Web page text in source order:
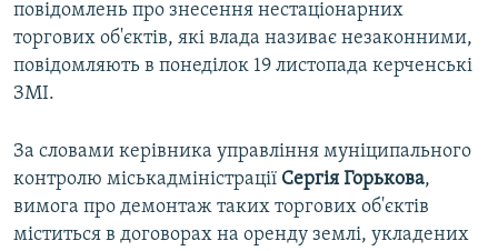
Усі сайти RFE/RL
повідомлень про знесення нестаціонарних
торгових об'єктів, які влада називає незаконними,
повідомляють в понеділок 19 листопада керченські
ЗМІ.
За словами керівника управління муніципального
контролю міськадміністрації Сергія Горькова,
вимога про демонтаж таких торгових об'єктів
міститься в договорах на оренду землі, укладених